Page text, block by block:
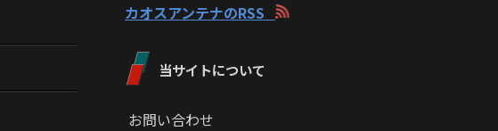
カオスアンテナのRSS
当サイトについて
お問い合わせ